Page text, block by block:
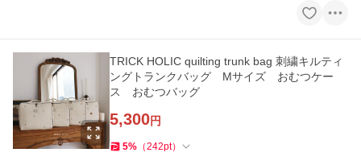
TRICK HOLIC quilting trunk bag 刺繍キルティ
ングトランクバッグ Mサイズ おむつケー
ス おむつバッグ
5,300円
5% （242pt）